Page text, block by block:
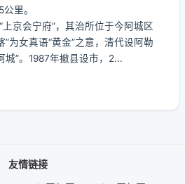
里。
上京会宁府”，其治所位于今阿城区
为女真语“黄金”之意，清代设阿勒
城”。1987年撤县设市，2...
友情链接